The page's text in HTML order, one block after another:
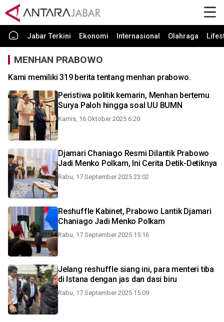
Jabar Terkini Ekonomi Internasional Olahraga
MENHAN PRABOWO
Kami memiliki 319 berita tentang menhan prabowo.
Peristiwa politik kemarin, Menhan bertemu
Surya Paloh hingga soal UU BUMN
Kamis, 16 Oktober 2025 6:20
Djamari Chaniago Resmi Dilantik Prabowo
Jadi Menko Polkam, Ini Cerita Detik-Detiknya
Rabu, 17 September 2025 23:02
Reshuffle Kabinet, Prabowo Lantik Djamari
Chaniago Jadi Menko Polkam
Rabu, 17 September 2025 15:16
Jelang reshuffle siang ini, para menteri tiba
di Istana dengan jas dan dasi biru
Rabu, 17 September 2025 15:09